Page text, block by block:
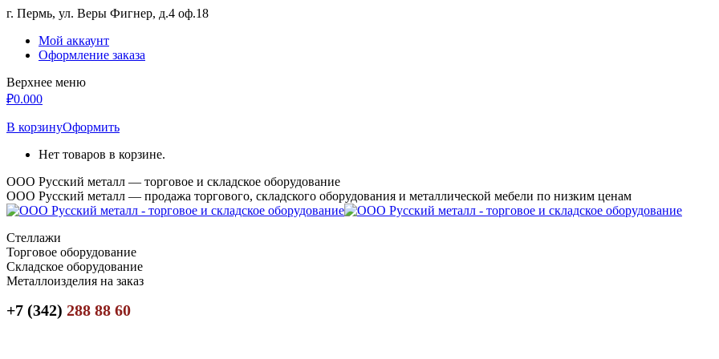
Перейти
содержанию
г. Пермь, ул. Веры Фигнер, д.4 оф.18
Мой аккаунт
Оформление заказа
Верхнее меню
₽0.000
В корзинуОформить
Нет товаров в корзине.
ООО Русский металл — торговое и складское оборудование
ООО Русский металл — продажа торгового, складского оборудования и металлической мебели по низким ценам
Стеллажи
Торговое оборудование
Складское оборудование
Металлоизделия на заказ
+7 (342) 288 88 60